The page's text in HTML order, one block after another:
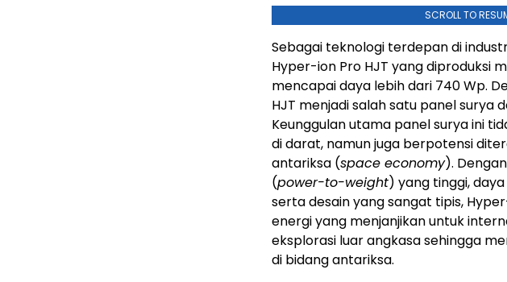
SCROLL TO
Sebagai teknologi terdepan di
Hyper-ion Pro HJT yang diproduksi
mencapai daya lebih dari 740 Wp.
HJT menjadi salah satu panel surya
Keunggulan utama panel surya ini
di darat, namun juga berpotensi
antariksa (space economy).
(power-to-weight) yang tinggi,
serta desain yang sangat tipis,
energi yang menjanjikan untuk
eksplorasi luar angkasa sehingga
di bidang antariksa.